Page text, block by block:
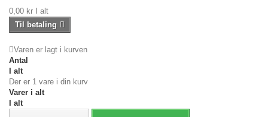
0,00 kr
I alt
Til betaling
Varen er lagt i kurven
Antal
I alt
Der er 1 vare i din kurv
Varer i alt
I alt